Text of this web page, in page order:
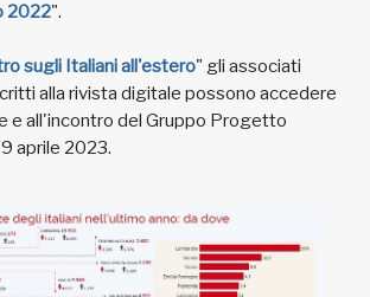
2022".
sugli Italiani all'estero" gli associati
alla rivista digitale possono accedere
e all'incontro del Gruppo Progetto
aprile 2023.